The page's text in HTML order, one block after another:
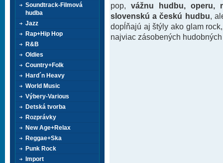
pop, vážnu hudbu, operu,
slovenskú a českú hudbu ,
dopĺňajú aj štýly ako glam
najviac zásobených
Soundtrack-Filmová
hudba
Jazz
Rap+Hip Hop
R&B
Oldies
Country+Folk
Hard´n Heavy
World Music
Výbery-Various
Detská tvorba
Rozprávky
New Age+Relax
Reggae+Ska
Punk Rock
Import